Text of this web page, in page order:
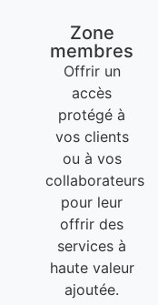
Zone
membres
Offrir un
accès
protégé à
vos clients
ou à vos
collaborateurs
pour leur
offrir des
services à
haute valeur
ajoutée.